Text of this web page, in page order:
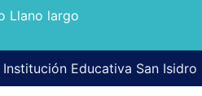
Llano largo
Educativa San